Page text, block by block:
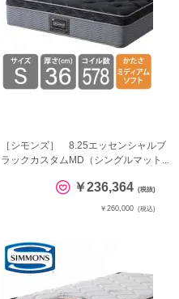
［シモンズ］ 8.25エッセンシャルブ
ラックカスタムMD（シングルマット...
￥236,364 (税抜)
￥260,000 (税込)